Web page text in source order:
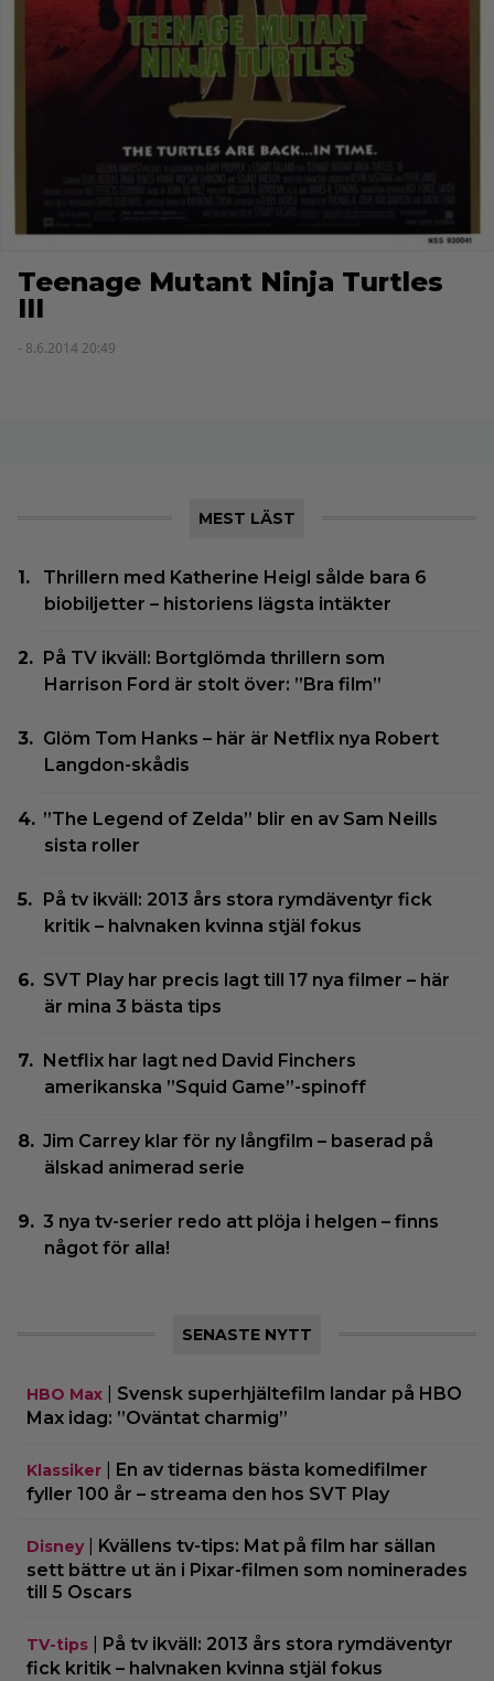
Teenage Mutant Ninja Turtles
III
- 8.6.2014 20:49
MEST LÄST
Thrillern med Katherine Heigl sålde bara 6
biobiljetter – historiens lägsta intäkter
På TV ikväll: Bortglömda thrillern som
Harrison Ford är stolt över: ”Bra film”
Glöm Tom Hanks – här är Netflix nya Robert
Langdon-skådis
”The Legend of Zelda” blir en av Sam Neills
sista roller
På tv ikväll: 2013 års stora rymdäventyr fick
kritik – halvnaken kvinna stjäl fokus
SVT Play har precis lagt till 17 nya filmer – här
är mina 3 bästa tips
Netflix har lagt ned David Finchers
amerikanska ”Squid Game”-spinoff
Jim Carrey klar för ny långfilm – baserad på
älskad animerad serie
3 nya tv-serier redo att plöja i helgen – finns
något för alla!
SENASTE NYTT
HBO Max
Svensk superhjältefilm landar på HBO
Max idag: ”Oväntat charmig”
Klassiker
En av tidernas bästa komedifilmer
fyller 100 år – streama den hos SVT Play
Disney|
Kvällens tv-tips: Mat på film har sällan
sett bättre ut än i Pixar-filmen som nominerades
till 5 Oscars
TV-tips
På tv ikväll: 2013 års stora rymdäventyr
fick kritik – halvnaken kvinna stjäl fokus